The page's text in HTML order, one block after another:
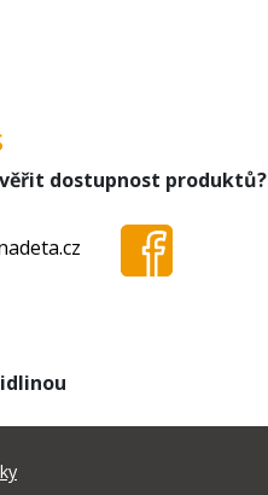
dostupnost produktů?